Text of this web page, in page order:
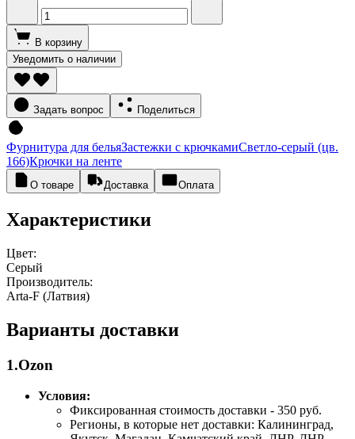
В корзину
Уведомить о наличии
Задать вопрос Поделиться
Фурнитура для бельяЗастежки с крючкамиСветло-серый (цв.
166)Крючки на ленте
О товаре Доставка Оплата
Характеристики
Цвет:
Серый
Производитель:
Arta-F (Латвия)
Варианты доставки
1.Ozon
Условия:
Фиксированная стоимость доставки - 350 руб.
Регионы, в которые нет доставки: Калининград,